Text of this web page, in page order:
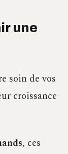
une
soin de vos
croissance
ces